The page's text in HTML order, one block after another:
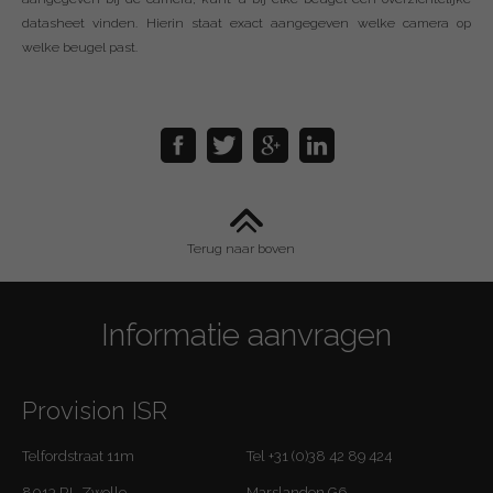
datasheet vinden. Hierin staat exact aangegeven welke camera op
welke beugel past.
Terug naar boven
Informatie aanvragen
Provision ISR
Telfordstraat 11m Tel +31 (0)38 42 89 424